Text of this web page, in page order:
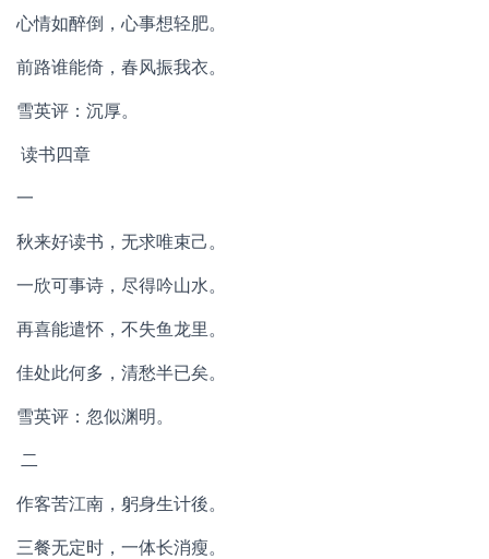
心情如醉倒，心事想轻肥。
前路谁能倚，春风振我衣。
雪英评：沉厚。
读书四章
一
秋来好读书，无求唯束己。
一欣可事诗，尽得吟山水。
再喜能遣怀，不失鱼龙里。
佳处此何多，清愁半已矣。
雪英评：忽似渊明。
二
作客苦江南，躬身生计後。
三餐无定时，一体长消瘦。